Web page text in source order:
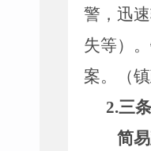
警，迅
失等）
案。（
2.三
简